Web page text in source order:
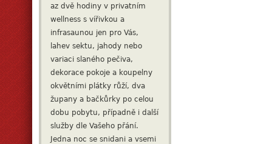
az dvě hodiny v privatním
wellness s vířivkou a
infrasaunou jen pro Vás,
lahev sektu, jahody nebo
variaci slaného pečiva,
dekorace pokoje a koupelny
okvětními plátky růží, dva
župany a bačkůrky po celou
dobu pobytu, případně i další
služby dle Vašeho přání.
Jedna noc se snidani a vsemi